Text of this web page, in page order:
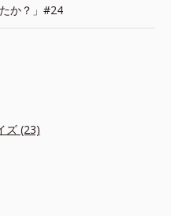
か？」#24
ズ (23)